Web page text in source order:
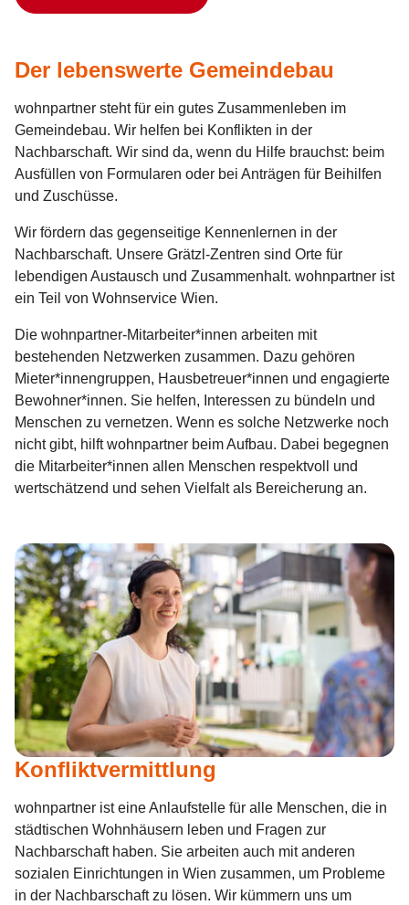
Der lebenswerte Gemeindebau
wohnpartner steht für ein gutes Zusammenleben im
Gemeindebau. Wir helfen bei Konflikten in der
Nachbarschaft. Wir sind da, wenn du Hilfe brauchst: beim
Ausfüllen von Formularen oder bei Anträgen für Beihilfen
und Zuschüsse.
Wir fördern das gegenseitige Kennenlernen in der
Nachbarschaft. Unsere Grätzl-Zentren sind Orte für
lebendigen Austausch und Zusammenhalt. wohnpartner ist
ein Teil von Wohnservice Wien.
Die wohnpartner-Mitarbeiter*innen arbeiten mit
bestehenden Netzwerken zusammen. Dazu gehören
Mieter*innengruppen, Hausbetreuer*innen und engagierte
Bewohner*innen. Sie helfen, Interessen zu bündeln und
Menschen zu vernetzen. Wenn es solche Netzwerke noch
nicht gibt, hilft wohnpartner beim Aufbau. Dabei begegnen
die Mitarbeiter*innen allen Menschen respektvoll und
wertschätzend und sehen Vielfalt als Bereicherung an.
Konfliktvermittlung
wohnpartner ist eine Anlaufstelle für alle Menschen, die in
städtischen Wohnhäusern leben und Fragen zur
Nachbarschaft haben. Sie arbeiten auch mit anderen
sozialen Einrichtungen in Wien zusammen, um Probleme
in der Nachbarschaft zu lösen. Wir kümmern uns um